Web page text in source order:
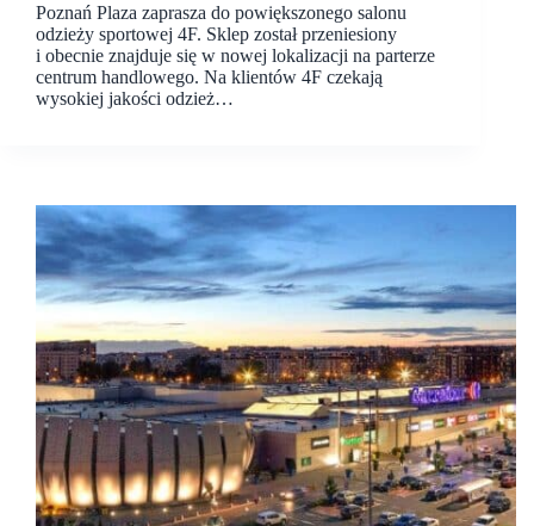
Poznań Plaza zaprasza do powiększonego salonu
odzieży sportowej 4F. Sklep został przeniesiony
i obecnie znajduje się w nowej lokalizacji na parterze
centrum handlowego. Na klientów 4F czekają
wysokiej jakości odzież…